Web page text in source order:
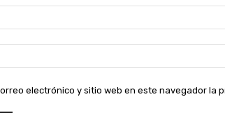
electrónico y sitio web en este navegador la